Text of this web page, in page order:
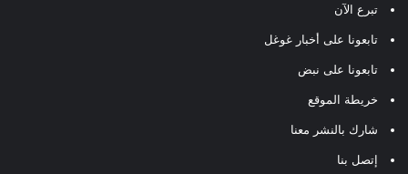
تبرع الآن
تابعونا على أخبار غوغل
تابعونا على نبض
خريطة الموقع
شارك بالنشر معنا
إتصل بنا